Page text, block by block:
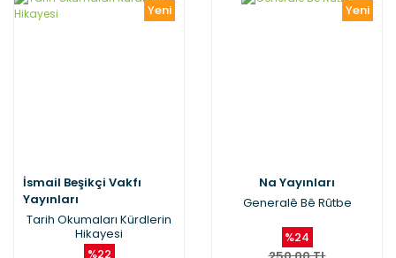
Yeni
İsmail Beşikçi Vakfı
Yayınları
Tarih Okumaları Kürdlerin
Hikayesi
%22
Yeni
Na Yayınları
Generalê Bê Rûtbe
%24